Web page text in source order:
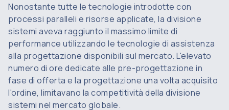
Nonostante tutte le tecnologie introdotte con
processi paralleli e risorse applicate, la divisione
sistemi aveva raggiunto il massimo limite di
performance utilizzando le tecnologie di assistenza
alla progettazione disponibili sul mercato. L'elevato
numero di ore dedicate alle pre-progettazione in
fase di offerta e la progettazione una volta acquisito
l'ordine, limitavano la competitività della divisione
sistemi nel mercato globale.